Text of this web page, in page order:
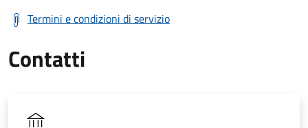
Termini e condizioni di servizio
Contatti